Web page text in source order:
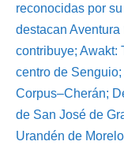
reconocidas por
destacan
contribuye; Awakt:
centro de
Corpus–Cherán;
de San José de
Urandén de